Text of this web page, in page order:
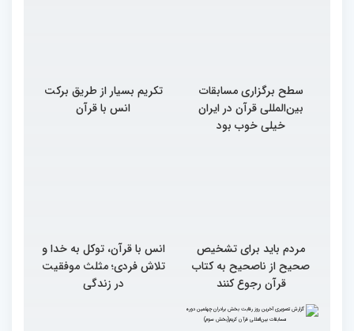
سطح برگزاری مسابقات
بین‌المللی قرآن در ایران
خیلی خوب بود
تکریم بسیار از طریق برکت
انس با قرآن
مردم باید برای تشخیص
صحیح از ناصحیح به کتاب
قرآن رجوع کنند
انس با قرآن، توکل به خدا و
تلاش فردی؛ مثلث موفقیت
در زندگی